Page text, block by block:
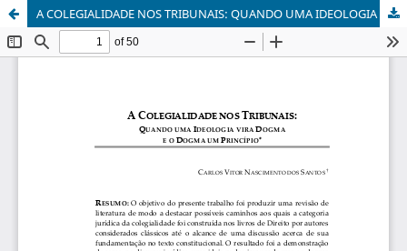
A COLEGIALIDADE NOS TRIBUNAIS: QUANDO UMA IDEOLOGIA VIRA DOGMA E O DOGMA UM PRINCÍPIO